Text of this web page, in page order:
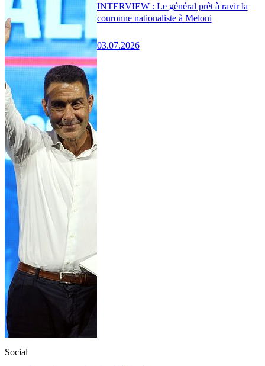
INTERVIEW : Le général prêt à ravir la
couronne nationaliste à Meloni
03.07.2026
Social